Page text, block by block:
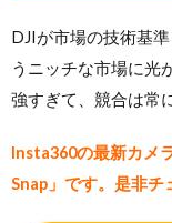
DJIが市場の技術基
うニッチな市場に光
強すぎて、競合は常
Insta360の最新カメ
Snap」です。是非チ